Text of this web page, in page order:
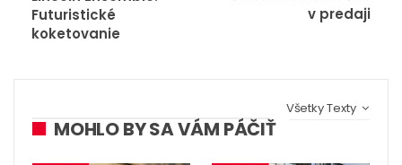
Futuristické
koketovanie
v predaji
Všetky Texty
MOHLO BY SA VÁM PÁČIŤ